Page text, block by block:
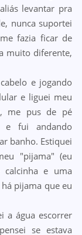
levantar pra
nunca suportei
fazia ficar de
muito diferente,
e jogando
e liguei meu
me pus de pé
e fui andando
banho. Estiquei
"pijama" (eu
e uma
pijama que eu
a água escorrer
se estava